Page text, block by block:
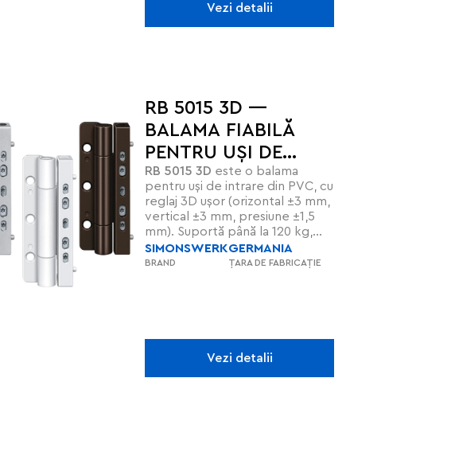
Vezi detalii
RB 5015 3D —
BALAMA FIABILĂ
PENTRU UȘI DE
INTRARE DIN PVC
RB 5015 3D
pentru uși de intrare din PVC, cu
reglaj 3D ușor (orizontal ±3 mm,
vertical ±3 mm, presiune ±1,5
mm). Suportă până la 120 kg,
este fabricată din oțel de 3,5
mm, disponibilă în diverse
SIMONSWERK
BRAND
GERMANIA
ȚARA DE FABRICAȚIE
Vezi detalii